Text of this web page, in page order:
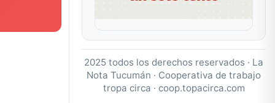
2025 todos los derechos reservados · La
Nota Tucumán · Cooperativa de trabajo
tropa circa · coop.topacirca.com